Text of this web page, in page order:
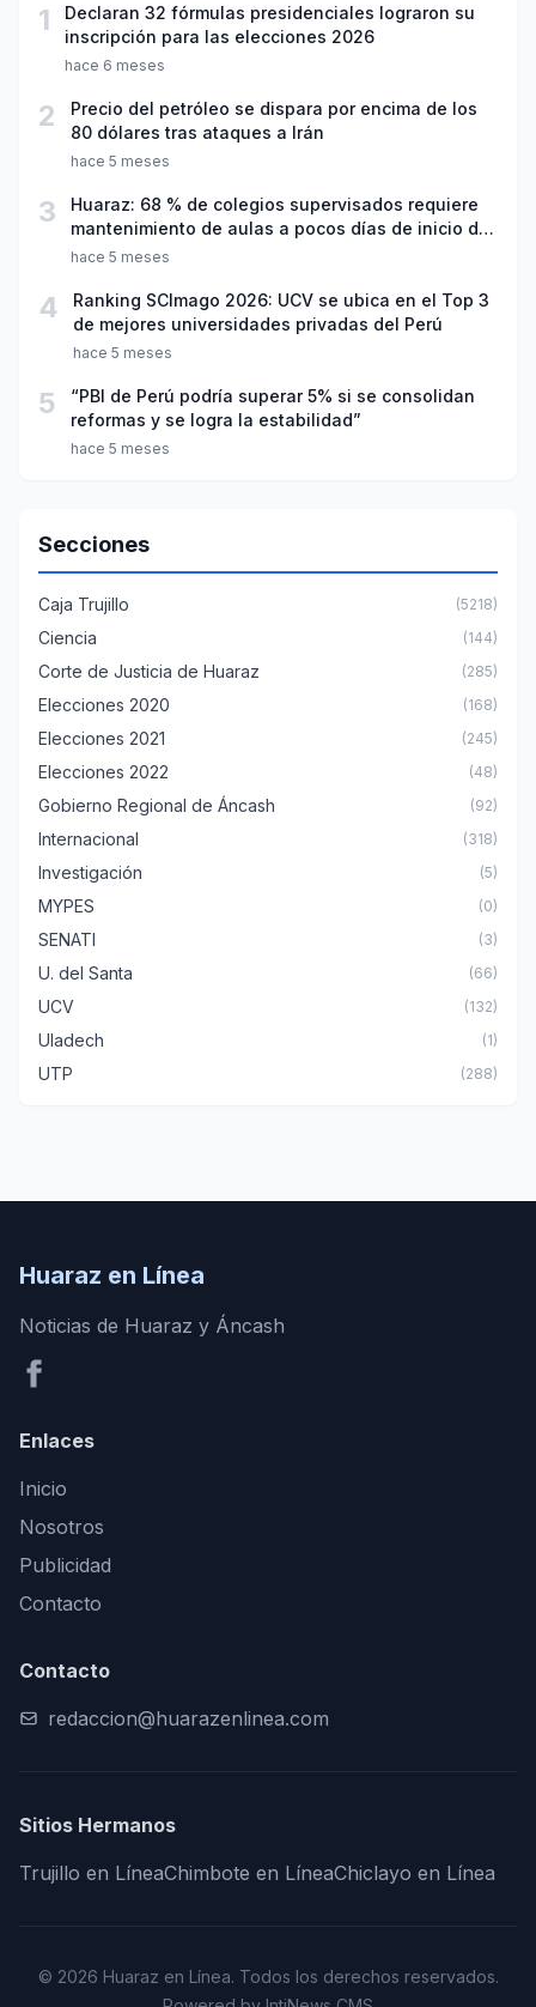
1
Declaran 32 fórmulas presidenciales lograron su
inscripción para las elecciones 2026
hace 6 meses
2
Precio del petróleo se dispara por encima de los
80 dólares tras ataques a Irán
hace 5 meses
3
Huaraz: 68 % de colegios supervisados requiere
mantenimiento de aulas a pocos días de inicio del
año escolar 2026
hace 5 meses
4
Ranking SCImago 2026: UCV se ubica en el Top 3
de mejores universidades privadas del Perú
hace 5 meses
5
“PBI de Perú podría superar 5% si se consolidan
reformas y se logra la estabilidad”
hace 5 meses
Secciones
Caja Trujillo (5218)
Ciencia (144)
Corte de Justicia de Huaraz (285)
Elecciones 2020 (168)
Elecciones 2021 (245)
Elecciones 2022 (48)
Gobierno Regional de Áncash (92)
Internacional (318)
Investigación (5)
MYPES (0)
SENATI (3)
U. del Santa (66)
UCV (132)
Uladech (1)
UTP (288)
Huaraz en Línea
Noticias de Huaraz y Áncash
Enlaces
Inicio
Nosotros
Publicidad
Contacto
Contacto
redaccion@huarazenlinea.com
Sitios Hermanos
Trujillo en LíneaChimbote en LíneaChiclayo en Línea
© 2026 Huaraz en Línea. Todos los derechos reservados.